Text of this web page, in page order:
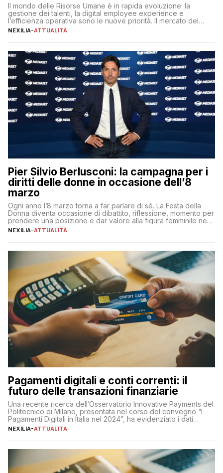
Il mondo delle Risorse Umane è in rapida evoluzione: la
gestione dei talenti, la digital employee experience e
l’efficienza operativa sono le nuove priorità. Il mercato del
lavoro, d’altra parte, è sempre più competitivo con una lotta
NEXILIA-ATTUALITÀ
Pier Silvio Berlusconi: la campagna per i
diritti delle donne in occasione dell’8
marzo
Ogni anno l’8 marzo torna a far parlare di sé. La Festa della
Donna diventa occasione di dibattito, riflessione, momento per
prendere una posizione e dar valore alla figura femminile nella
sua complessità e crucialità. A lanciare un messaggio “forte e
NEXILIA-ATTUALITÀ
Pagamenti digitali e conti correnti: il
futuro delle transazioni finanziarie
Una recente ricerca dell’Osservatorio Innovative Payments del
Politecnico di Milano, presentata nel corso del convegno “I
Pagamenti Digitali in Italia nel 2024”, ha evidenziato i dati
definitivi del primo semestre 2024 relativamente alle
NEXILIA-ATTUALITÀ